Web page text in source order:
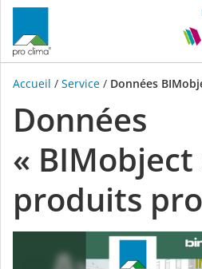
Accueil / Service / Données
Données
« BIMobject
produits